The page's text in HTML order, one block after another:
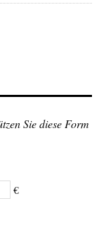
Sie diese Form
€